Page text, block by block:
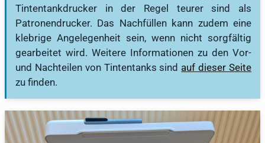
Tintentankdrucker in der Regel teurer sind als
Patronendrucker. Das Nachfüllen kann zudem eine
klebrige Angelegenheit sein, wenn nicht sorgfältig
gearbeitet wird. Weitere Informationen zu den Vor-
und Nachteilen von Tintentanks sind auf dieser Seite
zu finden.